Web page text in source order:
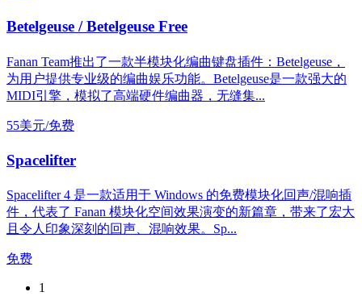
Betelgeuse / Betelgeuse Free
Fanan Team推出了一款半模块化编曲键盘插件：Betelgeuse，
为用户提供专业级的编曲娱乐功能。Betelgeuse是一款强大的
MIDI引擎，模拟了高端硬件编曲器，无缝集...
55美元/免费
Spacelifter
Spacelifter 4 是一款适用于 Windows 的免费模块化回声/混响插
件，代表了 Fanan 模块化空间效果演变的新篇章，带来了宏大
且令人印象深刻的回声、混响效果。Sp...
免费
1